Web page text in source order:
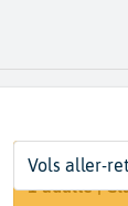
Départ
De...
Dates
Dates de
Voyageurs |
1 adulte |
Vols aller-